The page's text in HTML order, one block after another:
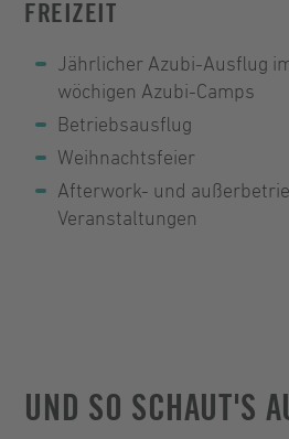
FREIZEIT
Jährlicher Azubi-Ausflug
wöchigen Azubi-Camps
Betriebsausflug
Weihnachtsfeier
Afterwork- und
Veranstaltungen
UND SO SCHAUT'S